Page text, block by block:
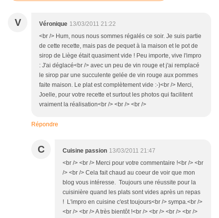
V Véronique 13/03/2011 21:22
<br /> Hum, nous nous sommes régalés ce soir. Je suis partie
de cette recette, mais pas de pequet à la maison et le pot de
sirop de Liège était quasiment vide ! Peu importe, vive l'impro
: J'ai déglacé<br /> avec un peu de vin rouge et j'ai remplacé
le sirop par une succulente gelée de vin rouge aux pommes
faite maison. Le plat est complètement vide :-)<br /> Merci,
Joelle, pour votre recette et surtout les photos qui facilitent
vraiment la réalisation<br /> <br /> <br />
Répondre
C Cuisine passion 13/03/2011 21:47
<br /> <br /> Merci pour votre commentaire !<br /> <br
/> <br /> Cela fait chaud au coeur de voir que mon
blog vous intéresse. Toujours une réussite pour la
cuisinière quand les plats sont vides après un repas
! L'impro en cuisine c'est toujours<br /> sympa.<br />
<br /> <br /> A très bientôt !<br /> <br /> <br /> <br />